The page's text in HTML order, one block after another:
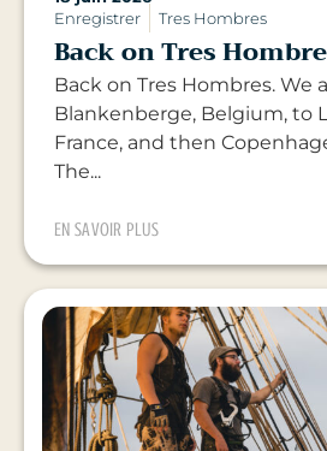
Enregistrer
Tres Hombres
Back on Tres
Back on Tres Hombres. We
Blankenberge, Belgium, to
France, and then
The...
EN SAVOIR PLUS